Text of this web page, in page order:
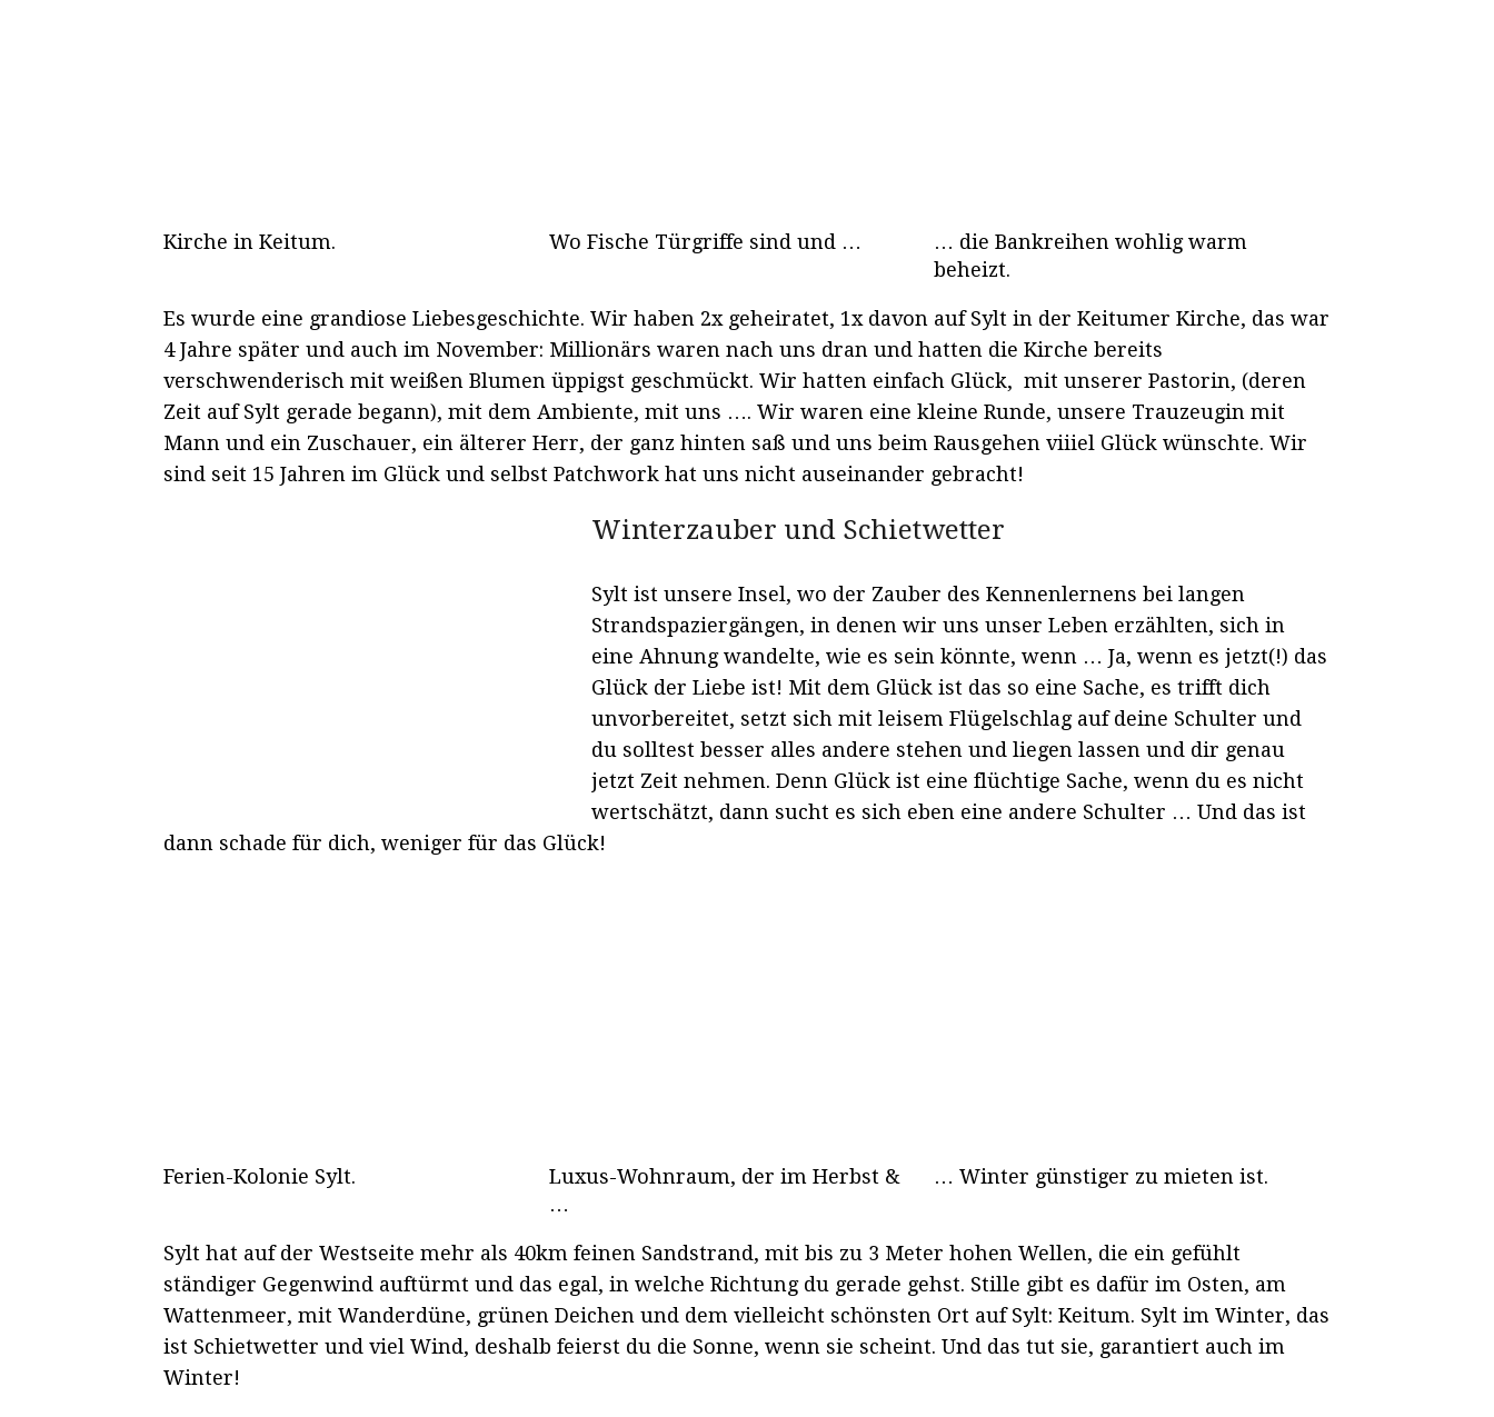
Kirche in Keitum. Wo Fische Türgriffe sind und …
… die Bankreihen wohlig warm
beheizt.
Es wurde eine grandiose Liebesgeschichte. Wir haben 2x geheiratet, 1x davon auf Sylt in der Keitumer Kirche, das war
4 Jahre später und auch im November: Millionärs waren nach uns dran und hatten die Kirche bereits
verschwenderisch mit weißen Blumen üppigst geschmückt. Wir hatten einfach Glück, mit unserer Pastorin, (deren
Zeit auf Sylt gerade begann), mit dem Ambiente, mit uns …. Wir waren eine kleine Runde, unsere Trauzeugin mit
Mann und ein Zuschauer, ein älterer Herr, der ganz hinten saß und uns beim Rausgehen viiiel Glück wünschte. Wir
sind seit 15 Jahren im Glück und selbst Patchwork hat uns nicht auseinander gebracht!
Winterzauber und Schietwetter
Sylt ist unsere Insel, wo der Zauber des Kennenlernens bei langen
Strandspaziergängen, in denen wir uns unser Leben erzählten, sich in
eine Ahnung wandelte, wie es sein könnte, wenn … Ja, wenn es jetzt(!) das
Glück der Liebe ist! Mit dem Glück ist das so eine Sache, es trifft dich
unvorbereitet, setzt sich mit leisem Flügelschlag auf deine Schulter und
du solltest besser alles andere stehen und liegen lassen und dir genau
jetzt Zeit nehmen. Denn Glück ist eine flüchtige Sache, wenn du es nicht
wertschätzt, dann sucht es sich eben eine andere Schulter … Und das ist
dann schade für dich, weniger für das Glück!
Ferien-Kolonie Sylt.
Luxus-Wohnraum, der im Herbst &
…
… Winter günstiger zu mieten ist.
Sylt hat auf der Westseite mehr als 40km feinen Sandstrand, mit bis zu 3 Meter hohen Wellen, die ein gefühlt
ständiger Gegenwind auftürmt und das egal, in welche Richtung du gerade gehst. Stille gibt es dafür im Osten, am
Wattenmeer, mit Wanderdüne, grünen Deichen und dem vielleicht schönsten Ort auf Sylt: Keitum. Sylt im Winter, das
ist Schietwetter und viel Wind, deshalb feierst du die Sonne, wenn sie scheint. Und das tut sie, garantiert auch im
Winter!